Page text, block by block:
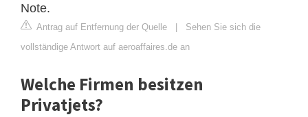
Note.
Antrag auf Entfernung der Quelle | Sehen Sie sich die
vollständige Antwort auf aeroaffaires.de an
Welche Firmen besitzen
Privatjets?